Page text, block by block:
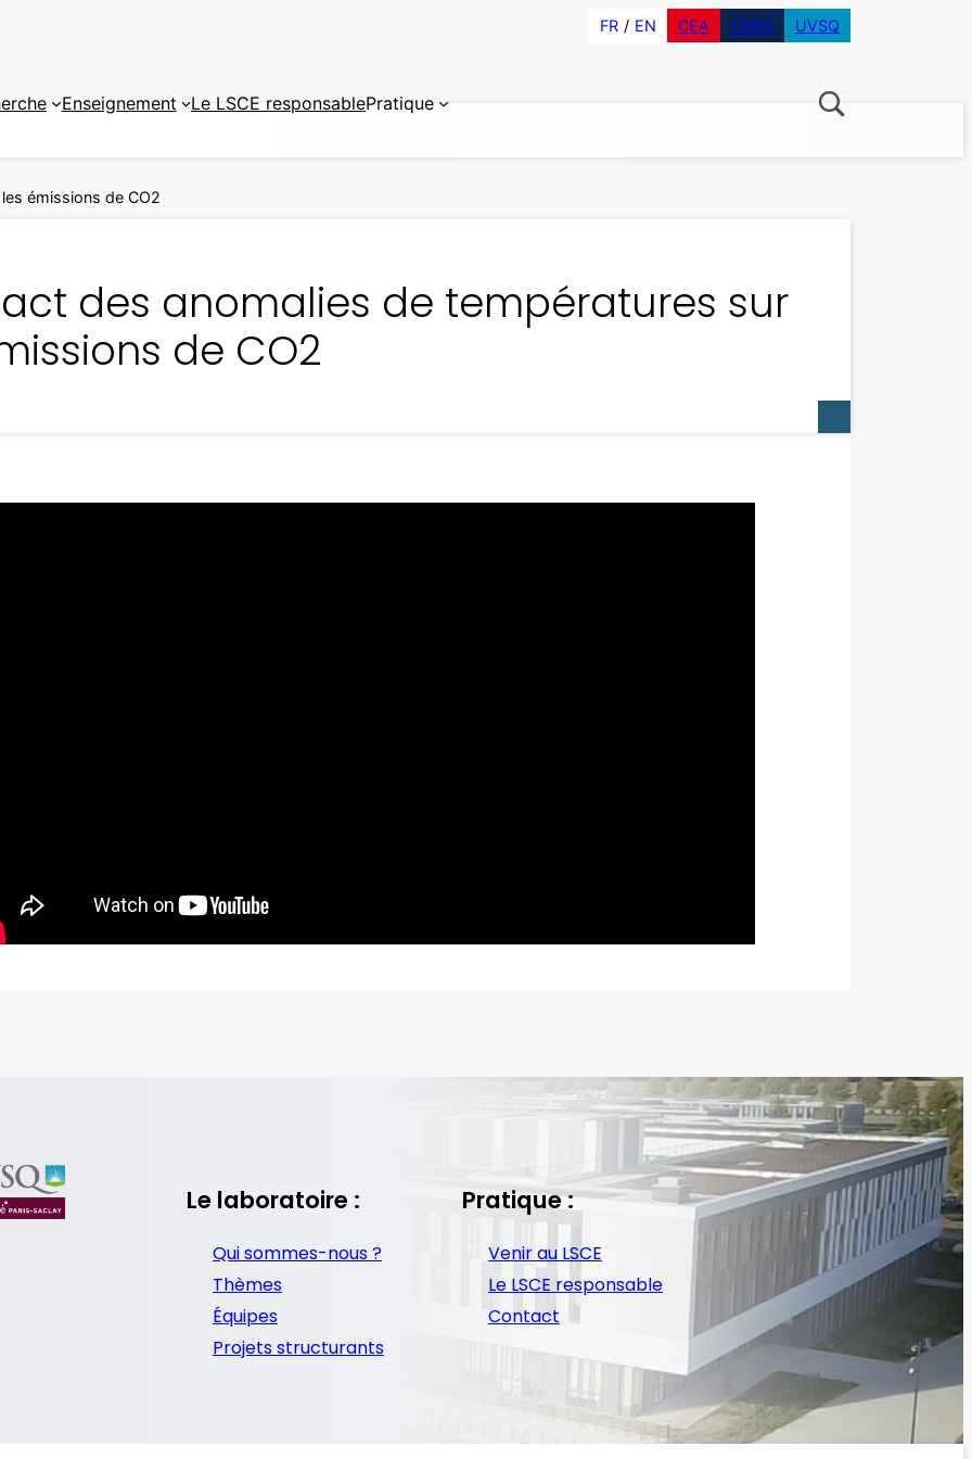
FR EN CEA CNRS UVSQ
Enseignement Le LSCE responsablePratique
émissions de CO2
des anomalies de températures sur
de CO2
Le laboratoire :
Qui sommes-nous ?
Thèmes
Équipes
Projets structurants
Pratique :
Venir au LSCE
Le LSCE responsable
Contact